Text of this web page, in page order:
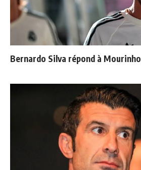
Bernardo Silva répond à Mourinho